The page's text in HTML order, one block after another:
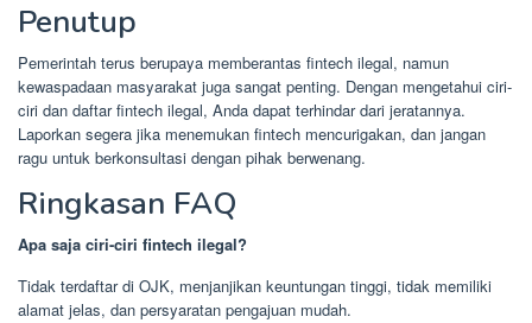
Penutup
Pemerintah terus berupaya memberantas fintech ilegal, namun
kewaspadaan masyarakat juga sangat penting. Dengan mengetahui ciri-
ciri dan daftar fintech ilegal, Anda dapat terhindar dari jeratannya.
Laporkan segera jika menemukan fintech mencurigakan, dan jangan
ragu untuk berkonsultasi dengan pihak berwenang.
Ringkasan FAQ
Apa saja ciri-ciri fintech ilegal?
Tidak terdaftar di OJK, menjanjikan keuntungan tinggi, tidak memiliki
alamat jelas, dan persyaratan pengajuan mudah.